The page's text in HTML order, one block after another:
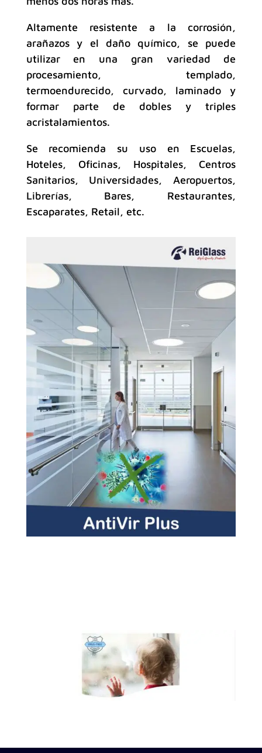
Altamente resistente a la corrosión,
arañazos y el daño químico, se puede
utilizar en una gran variedad de
procesamiento, templado,
termoendurecido, curvado, laminado y
formar parte de dobles y triples
acristalamientos.
Se recomienda su uso en Escuelas,
Hoteles, Oficinas, Hospitales, Centros
Sanitarios, Universidades, Aeropuertos,
Librerías, Bares, Restaurantes,
Escaparates, Retail, etc.